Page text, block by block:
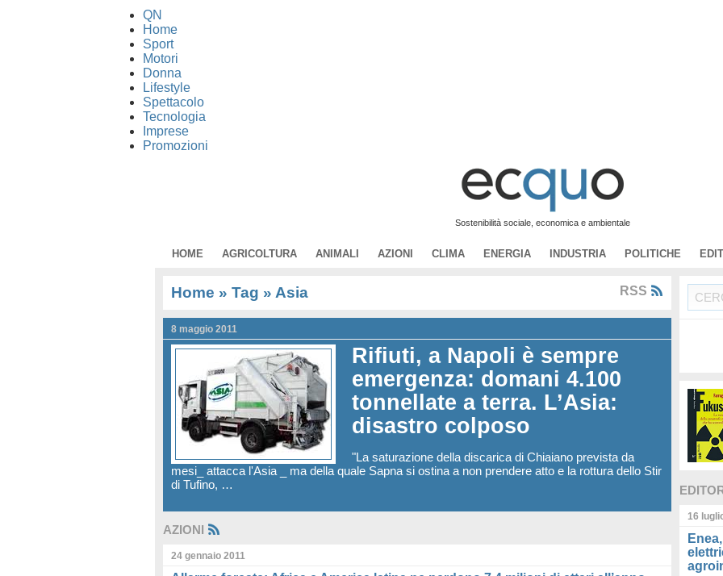
QN
Home
Sport
Motori
Donna
Lifestyle
Spettacolo
Tecnologia
Imprese
Promozioni
Sostenibilità sociale, economica e ambientale
HOME AGRICOLTURA ANIMALI AZIONI CLIMA ENERGIA INDUSTRIA POLITICHE
Home » Tag » Asia RSS
8 maggio 2011
Rifiuti, a Napoli è sempre
emergenza: domani 4.100
tonnellate a terra. L’Asia:
disastro colposo
"La saturazione della discarica di Chiaiano prevista da
mesi_ attacca l'Asia _ ma della quale Sapna si ostina a non prendere atto e la rottura dello Stir
di Tufino, …
AZIONI
24 gennaio 2011
16